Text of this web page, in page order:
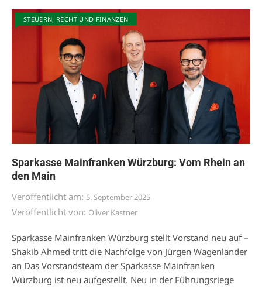
STEUERN, RECHT UND FINANZEN
Sparkasse Mainfranken Würzburg: Vom Rhein an
den Main
Veröffentlicht am: 5. September 2025
Veröffentlicht von: Oliver Kastner
Sparkasse Mainfranken Würzburg stellt Vorstand neu auf –
Shakib Ahmed tritt die Nachfolge von Jürgen Wagenländer
an Das Vorstandsteam der Sparkasse Mainfranken
Würzburg ist neu aufgestellt. Neu in der Führungsriege